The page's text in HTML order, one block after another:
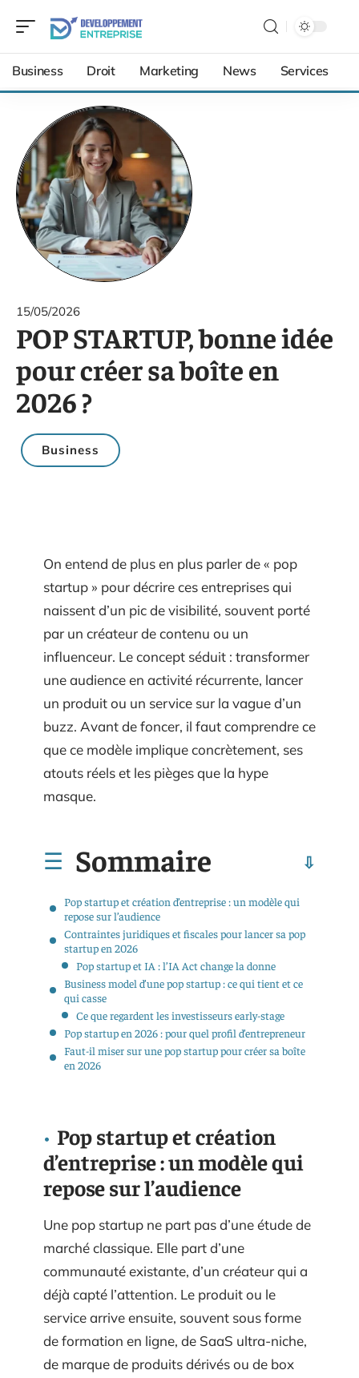
Business Droit Marketing News Services
15/05/2026
POP STARTUP, bonne idée
pour créer sa boîte en
2026 ?
Business
On entend de plus en plus parler de « pop
startup » pour décrire ces entreprises qui
naissent d’un pic de visibilité, souvent porté
par un créateur de contenu ou un
influenceur. Le concept séduit : transformer
une audience en activité récurrente, lancer
un produit ou un service sur la vague d’un
buzz. Avant de foncer, il faut comprendre ce
que ce modèle implique concrètement, ses
atouts réels et les pièges que la hype
masque.
Sommaire
Pop startup et création d’entreprise : un modèle qui
repose sur l’audience
Contraintes juridiques et fiscales pour lancer sa pop
startup en 2026
Pop startup et IA : l’IA Act change la donne
Business model d’une pop startup : ce qui tient et ce
qui casse
Ce que regardent les investisseurs early-stage
Pop startup en 2026 : pour quel profil d’entrepreneur
Faut-il miser sur une pop startup pour créer sa boîte
en 2026
Pop startup et création
d’entreprise : un modèle qui
repose sur l’audience
Une pop startup ne part pas d’une étude de
marché classique. Elle part d’une
communauté existante, d’un créateur qui a
déjà capté l’attention. Le produit ou le
service arrive ensuite, souvent sous forme
de formation en ligne, de SaaS ultra-niche,
de marque de produits dérivés ou de box